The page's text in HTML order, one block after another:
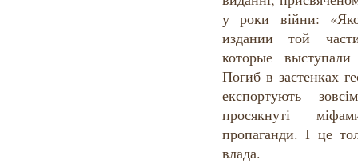
у роки війни:
издании той
которые
Погиб в застенках
експортують
просякнуті
пропаганди. І це
влада.